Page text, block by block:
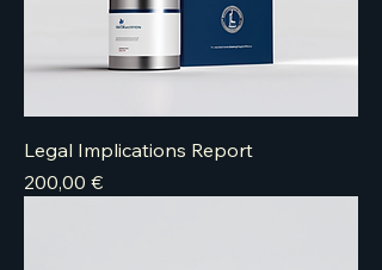
Legal Implications Report
Price
200,00 €